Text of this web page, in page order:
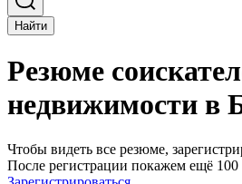
Найти
Резюме
недвижимости в
Чтобы видеть все резюме,
После регистрации покажем ещё